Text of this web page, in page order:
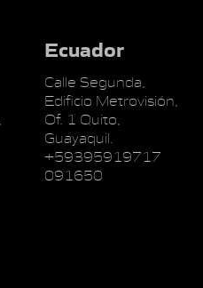
Ecuador
Calle Segunda,
Edificio Metrovisión,
Of. 1 Quito,
Guayaquil.
+59395919717
091650